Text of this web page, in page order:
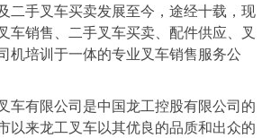
二手叉车买卖发展至今，途经十载，现
车销售、二手叉车买卖、配件供应、叉
机培训于一体的专业叉车销售服务公
车有限公司是中国龙工控股有限公司的
以来龙工叉车以其优良的品质和出众的